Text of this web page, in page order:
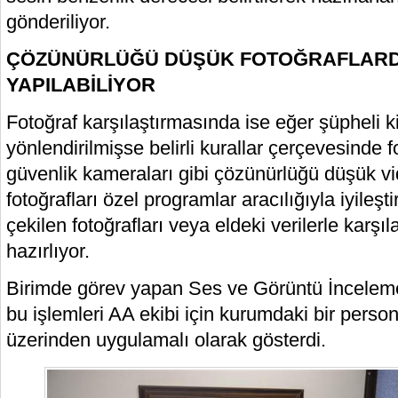
gönderiliyor.
ÇÖZÜNÜRLÜĞÜ DÜŞÜK
YAPILABİLİYOR
Fotoğraf karşılaştırmasında ise eğer şüpheli
yönlendirilmişse belirli kurallar çerçevesinde
güvenlik kameraları gibi çözünürlüğü düşük
fotoğrafları özel programlar aracılığıyla
çekilen fotoğrafları veya eldeki verilerle
hazırlıyor.
Birimde görev yapan Ses ve Görüntü
bu işlemleri AA ekibi için kurumdaki bir
üzerinden uygulamalı olarak gösterdi.